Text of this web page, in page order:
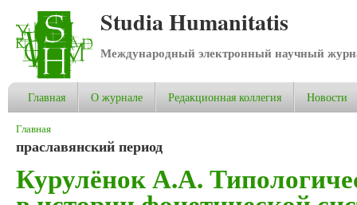
Studia Humanitatis
Международный электронный научный
Главная О журнале Редакционная коллегия Новости
Вы здесь
Главная
праславянский период
Курулёнок А.А.